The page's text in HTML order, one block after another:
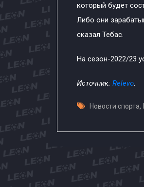
который будет
Либо они
сказал Тебас.
На сезон-2022/23
Источник: Relevo.
Новости спорта,